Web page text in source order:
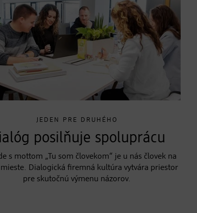
JEDEN PRE DRUHÉHO
posilňuje spoluprácu
s mottom „Tu som človekom“ je u nás človek na
Dialogická firemná kultúra vytvára priestor
pre skutočnú výmenu názorov.